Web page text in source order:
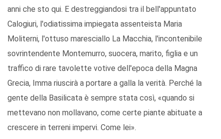
anni che sto qui. E destreggiandosi tra il bell'appuntato
Calogiuri, l'odiatissima impiegata assenteista Maria
Moliterni, l'ottuso maresciallo La Macchia, l'incontenibile
sovrintendente Montemurro, suocera, marito, figlia e un
traffico di rare tavolette votive dell'epoca della Magna
Grecia, Imma riuscirà a portare a galla la verità. Perché la
gente della Basilicata è sempre stata così, «quando si
mettevano non mollavano, come certe piante abituate a
crescere in terreni impervi. Come lei».